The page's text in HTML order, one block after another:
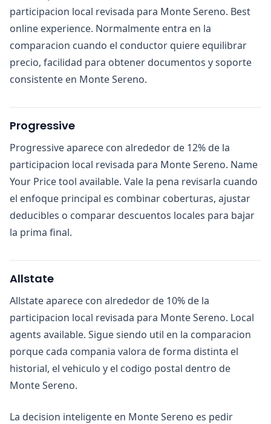
participacion local revisada para Monte Sereno. Best
online experience. Normalmente entra en la
comparacion cuando el conductor quiere equilibrar
precio, facilidad para obtener documentos y soporte
consistente en Monte Sereno.
Progressive
Progressive aparece con alrededor de 12% de la
participacion local revisada para Monte Sereno. Name
Your Price tool available. Vale la pena revisarla cuando
el enfoque principal es combinar coberturas, ajustar
deducibles o comparar descuentos locales para bajar
la prima final.
Allstate
Allstate aparece con alrededor de 10% de la
participacion local revisada para Monte Sereno. Local
agents available. Sigue siendo util en la comparacion
porque cada compania valora de forma distinta el
historial, el vehiculo y el codigo postal dentro de
Monte Sereno.
La decision inteligente en Monte Sereno es pedir